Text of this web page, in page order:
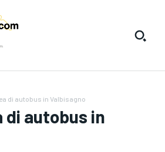
di autobus in Valbisagno
di autobus in